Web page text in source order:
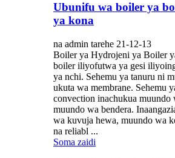
Ubunifu wa boiler ya
ya kona
na admin tarehe 21-12-13
Boiler ya Hydrojeni ya Boiler
boiler iliyofutwa ya gesi
ya nchi. Sehemu ya tanuru ni
ukuta wa membrane. Sehemu
convection inachukua muundo
muundo wa bendera.
wa kuvuja hewa, muundo wa
na reliabl ...
Soma zaidi